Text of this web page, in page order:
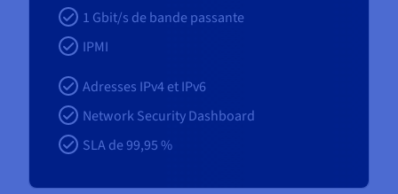
1 Gbit/s de bande passante
IPMI
Adresses IPv4 et IPv6
Network Security Dashboard
SLA de 99,95 %